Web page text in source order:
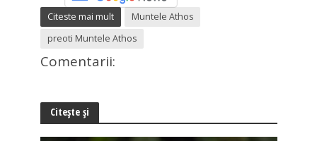
Citeste mai mult
Muntele Athos
preoti Muntele Athos
Comentarii:
Citește și